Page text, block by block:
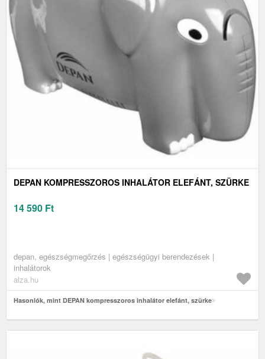
DEPAN KOMPRESSZOROS INHALÁTOR ELEFÁNT, SZÜRKE
14 590 Ft
depan, egészségmegőrzés | egészségügyi berendezések |
inhalátorok
alza.hu
Hasonlók, mint DEPAN kompresszoros inhalátor elefánt, szürke